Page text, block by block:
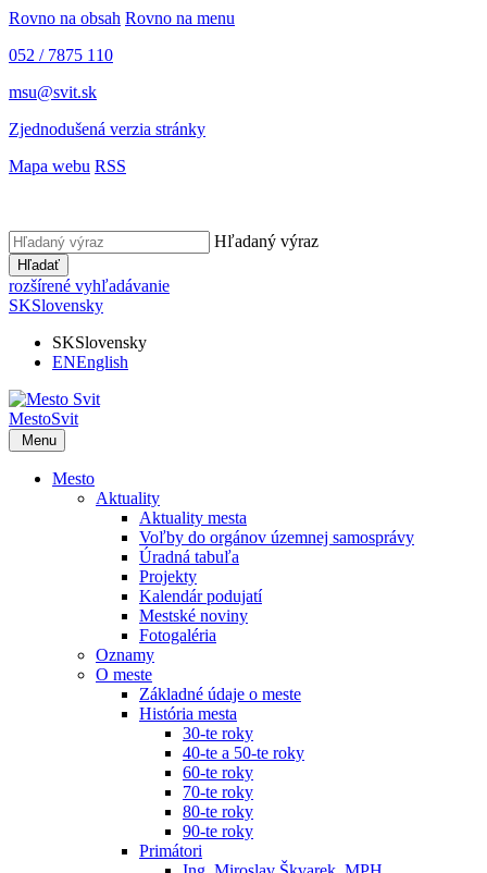
Rovno na obsah Rovno na menu
052 / 7875 110
msu@svit.sk
Zjednodušená verzia stránky
Mapa webu RSS
Hľadaný výraz
Hľadať
rozšírené vyhľadávanie
SKSlovensky
SKSlovensky
ENEnglish
MestoSvit
Menu
Mesto
Aktuality
Aktuality mesta
Voľby do orgánov územnej samosprávy
Úradná tabuľa
Projekty
Kalendár podujatí
Mestské noviny
Fotogaléria
Oznamy
O meste
Základné údaje o meste
História mesta
30-te roky
40-te a 50-te roky
60-te roky
70-te roky
80-te roky
90-te roky
Primátori